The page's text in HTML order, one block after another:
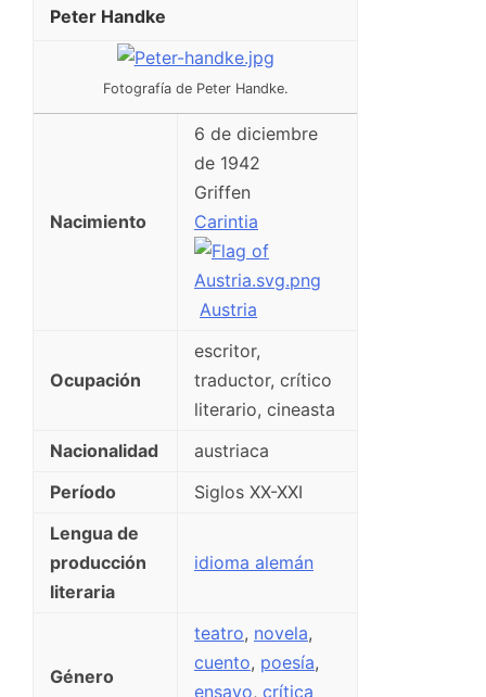
Peter Handke
Fotografía de Peter Handke.
Nacimiento
6 de diciembre
de 1942
Griffen
Carintia
Austria
Ocupación
escritor,
traductor, crítico
literario, cineasta
Nacionalidad
austriaca
Período
Siglos XX-XXI
Lengua de
producción
literaria
idioma alemán
Género
teatro, novela,
cuento, poesía,
ensayo, crítica